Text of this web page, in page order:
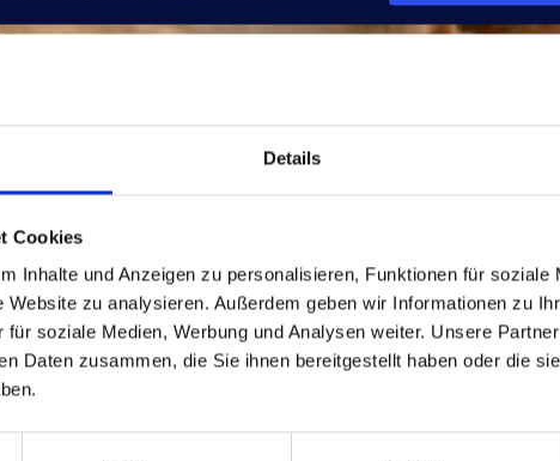
Details
Cookies
Inhalte und Anzeigen zu personalisieren, Funktionen für soziale
Website zu analysieren. Außerdem geben wir Informationen zu
für soziale Medien, Werbung und Analysen weiter. Unsere
Daten zusammen, die Sie ihnen bereitgestellt haben oder die